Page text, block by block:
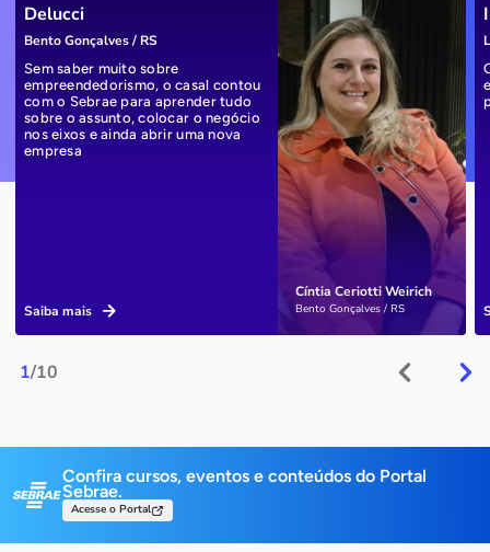
1/10
Cíntia Ceriotti Weirich
Bento Gonçalves / RS
Delucci
Bento Gonçalves / RS
Sem saber muito sobre
empreendedorismo, o casal contou
com o Sebrae para aprender tudo
sobre o assunto, colocar o negócio
nos eixos e ainda abrir uma nova
empresa
Saiba mais
Confira cursos, eventos e conteúdos do Portal
Sebrae.
Acesse o Portal